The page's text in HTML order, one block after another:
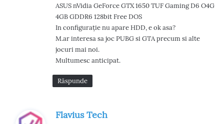
ASUS nVidia GeForce GTX 1650 TUF Gaming D6 O4G
4GB GDDR6 128bit Free DOS
In configurație nu apare HDD, e ok asa?
M.ar interesa sa joc PUBG si GTA precum si alte
jocuri mai noi.
Multumesc anticipat.
Răspunde
Flavius Tech